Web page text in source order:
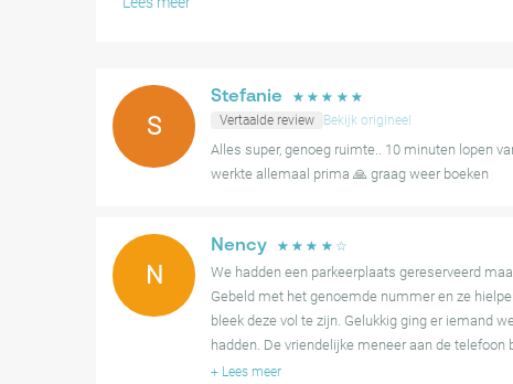
parkeerterrein over het algemeen gezien als een
een bezoek.
S
Stefanie ☆ ☆ ☆ ☆ ☆
Vertaalde review
Bekijk origineel
Alles super, genoeg ruimte.. 10 minuten lopen
werkte allemaal prima 🙏 graag weer boeken
N
Nency ☆ ☆ ☆ ☆ ☆
We hadden een parkeerplaats gereserveerd
Gebeld met het genoemde nummer en ze
bleek deze vol te zijn. Gelukkig ging er iemand
hadden. De vriendelijke meneer aan de telefoon
+ Lees meer